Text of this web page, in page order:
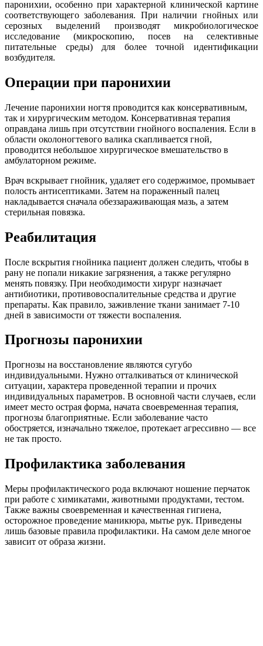
паронихии, особенно при характерной клинической картине
соответствующего заболевания. При наличии гнойных или
серозных выделений производят микробиологическое
исследование (микроскопию, посев на селективные
питательные среды) для более точной идентификации
возбудителя.
Операции при паронихии
Лечение паронихии ногтя проводится как консервативным,
так и хирургическим методом. Консервативная терапия
оправдана лишь при отсутствии гнойного воспаления. Если в
области околоногтевого валика скапливается гной,
проводится небольшое хирургическое вмешательство в
амбулаторном режиме.
Врач вскрывает гнойник, удаляет его содержимое, промывает
полость антисептиками. Затем на пораженный палец
накладывается сначала обеззараживающая мазь, а затем
стерильная повязка.
Реабилитация
После вскрытия гнойника пациент должен следить, чтобы в
рану не попали никакие загрязнения, а также регулярно
менять повязку. При необходимости хирург назначает
антибиотики, противовоспалительные средства и другие
препараты. Как правило, заживление ткани занимает 7-10
дней в зависимости от тяжести воспаления.
Прогнозы паронихии
Прогнозы на восстановление являются сугубо
индивидуальными. Нужно отталкиваться от клинической
ситуации, характера проведенной терапии и прочих
индивидуальных параметров. В основной части случаев, если
имеет место острая форма, начата своевременная терапия,
прогнозы благоприятные. Если заболевание часто
обостряется, изначально тяжелое, протекает агрессивно — все
не так просто.
Профилактика заболевания
Меры профилактического рода включают ношение перчаток
при работе с химикатами, животными продуктами, тестом.
Также важны своевременная и качественная гигиена,
осторожное проведение маникюра, мытье рук. Приведены
лишь базовые правила профилактики. На самом деле многое
зависит от образа жизни.